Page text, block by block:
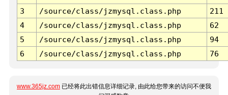
3 /source/class/jzmysql.class.php
211
4
/source/class/jzmysql.class.php
62
5
/source/class/jzmysql.class.php
94
6
/source/class/jzmysql.class.php 76
www.365jz.com 已经将此出错信息详细记录, 由此给您带来的访问不便我